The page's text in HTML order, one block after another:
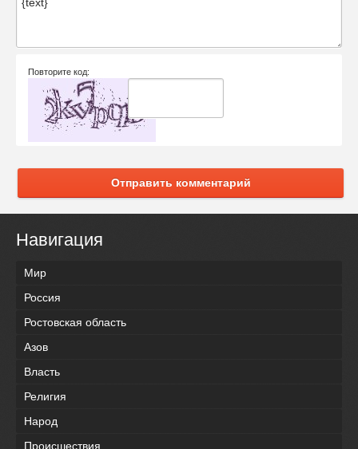
Повторите код:
Отправить комментарий
Навигация
Мир
Россия
Ростовская область
Азов
Власть
Религия
Народ
Происшествия